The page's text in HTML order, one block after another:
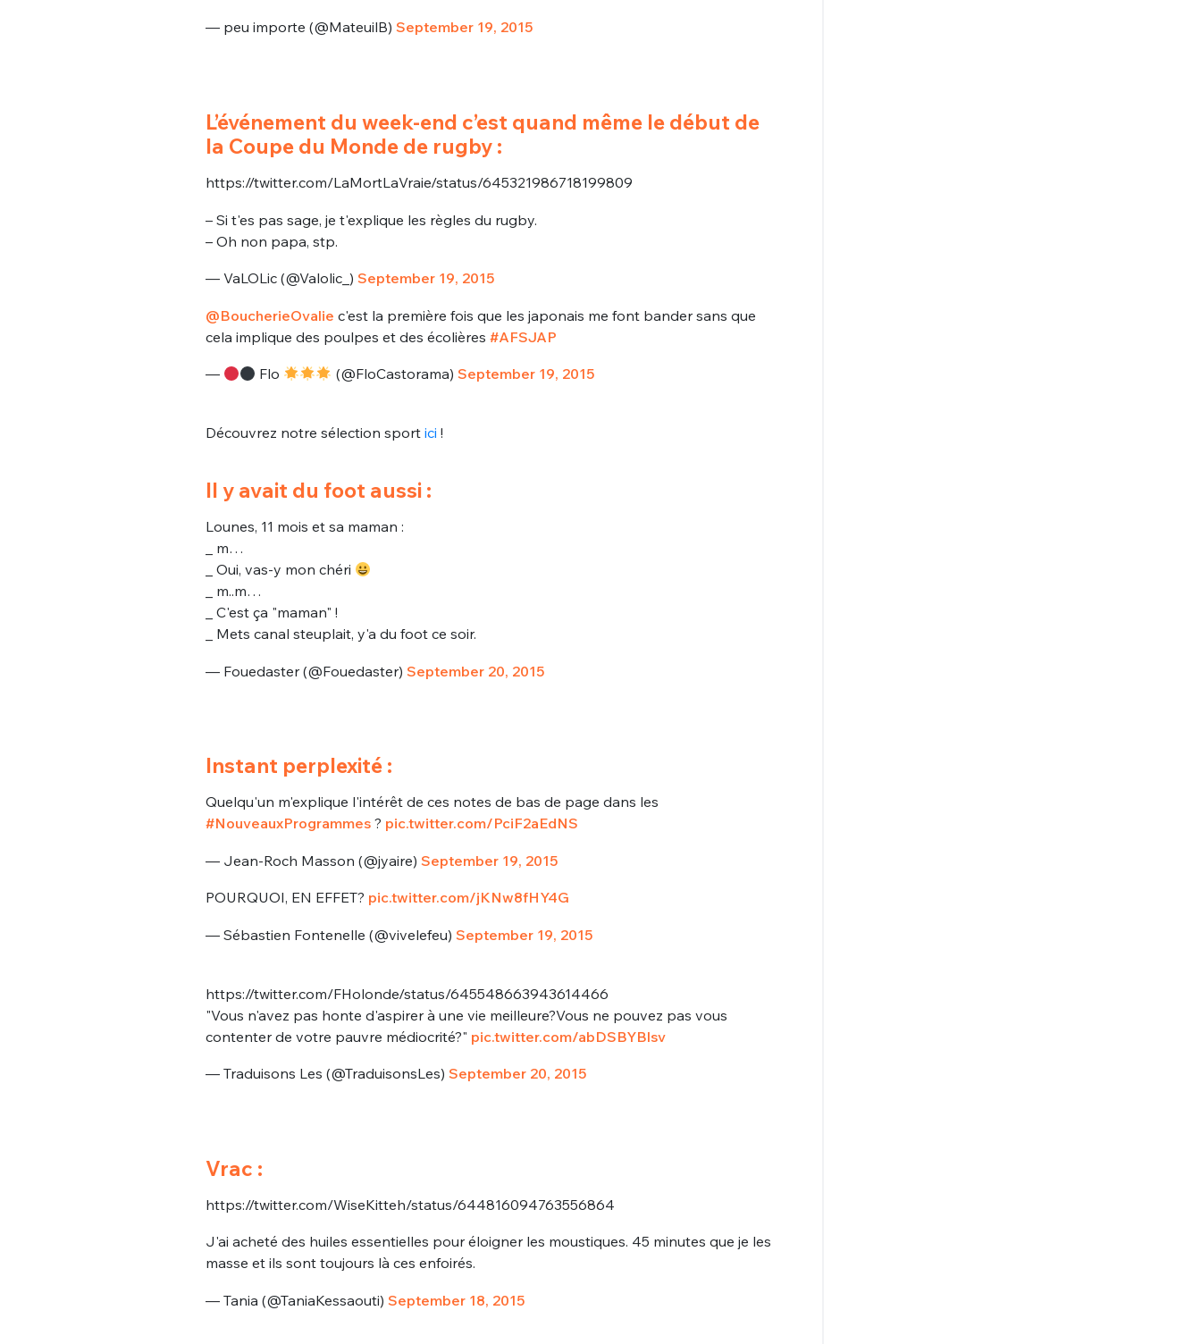
— peu importe (@MateuilB) September 19, 2015
L’événement du week-end c’est quand même le début de
la Coupe du Monde de rugby :
https://twitter.com/LaMortLaVraie/status/645321986718199809
– Si t'es pas sage, je t'explique les règles du rugby.
– Oh non papa, stp.
— VaLOLic (@Valolic_) September 19, 2015
@BoucherieOvalie c'est la première fois que les japonais me font bander sans que
cela implique des poulpes et des écolières #AFSJAP
— Flo (@FloCastorama) September 19, 2015
Découvrez notre sélection sportici !
Il y avait du foot aussi :
Lounes, 11 mois et sa maman :
_ m…
_ Oui, vas-y mon chéri
_ m..m…
_ C'est ça "maman" !
_ Mets canal steuplait, y'a du foot ce soir.
— Fouedaster (@Fouedaster) September 20, 2015
Instant perplexité :
Quelqu'un m'explique l'intérêt de ces notes de bas de page dans les
#NouveauxProgrammes? pic.twitter.com/PciF2aEdNS
— Jean-Roch Masson (@jyaire) September 19, 2015
POURQUOI, EN EFFET? pic.twitter.com/jKNw8fHY4G
— Sébastien Fontenelle (@vivelefeu) September 19, 2015
https://twitter.com/FHolonde/status/645548663943614466
"Vous n'avez pas honte d'aspirer à une vie meilleure?Vous ne pouvez pas vous
contenter de votre pauvre médiocrité?" pic.twitter.com/abDSBYBlsv
— Traduisons Les (@TraduisonsLes) September 20, 2015
Vrac :
https://twitter.com/WiseKitteh/status/644816094763556864
J'ai acheté des huiles essentielles pour éloigner les moustiques. 45 minutes que je les
masse et ils sont toujours là ces enfoirés.
— Tania (@TaniaKessaouti) September 18, 2015
PSEUDO*
PASSWORD
JE M'INSCRIS
VOTRE PARTICIPATION
Quelques
tweets
C'EST PARTI
Ma propre